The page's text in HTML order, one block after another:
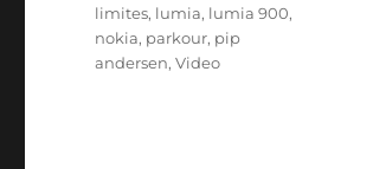
limites, lumia, lumia 900,
nokia, parkour, pip
andersen,Video